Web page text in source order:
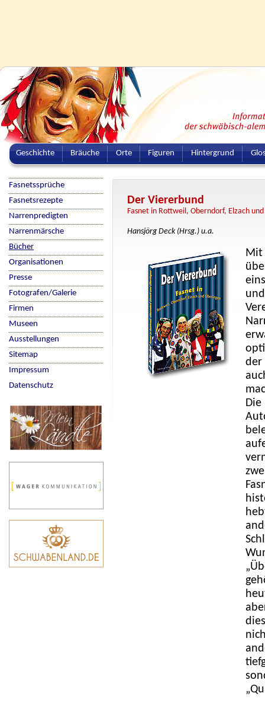
Geschichte Bräuche Orte Figuren Hintergrund
Der Viererbund
Fasnet in Rottweil, Oberndorf, Elzach
Hansjörg Deck (Hrsg.) u.a.
Mit
der
Fasnetssprüche
Fasnetsrezepte
Narrenpredigten
Narrenmärsche
Bücher
Organisationen
Presse
Fotografen/Galerie
Firmen
Museen
Ausstellungen
Sitemap
Impressum
Datenschutz